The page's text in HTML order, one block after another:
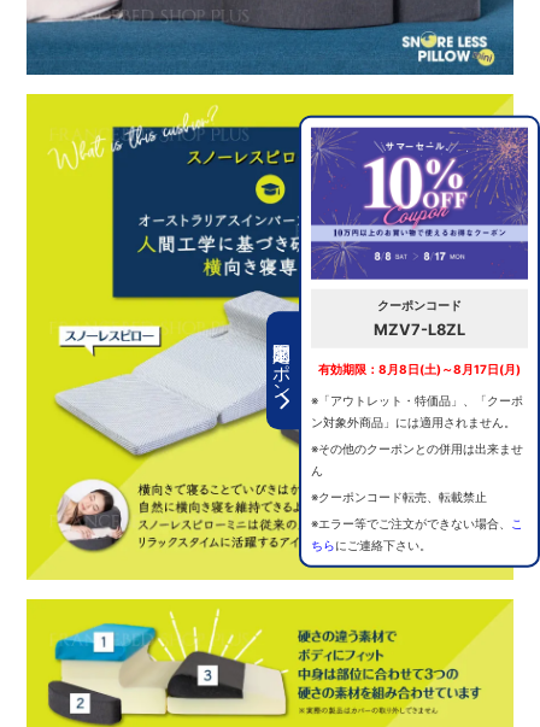
期間限定クーポン
クーポンコード
MZV7-L8ZL
有効期限：8月8日(土)～8月17日(月)
※「アウトレット・特価品」、「クーポ
ン対象外商品」には適用されません。
※その他のクーポンとの併用は出来ませ
ん
※クーポンコード転売、転載禁止
※エラー等でご注文ができない場合、
こ
ちらにご連絡下さい。